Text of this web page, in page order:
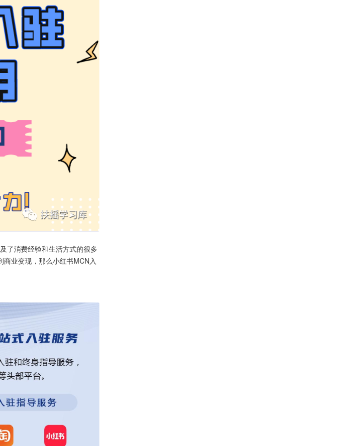
了消费经验和生活方式的很多
业变现，那么小红书MCN入